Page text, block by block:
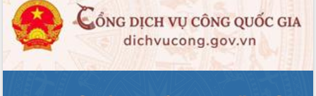
định EUDR
Thứ trưởng Bộ Nông nghiệp và Môi
trường Nguyễn Hoàng Hiệp khảo sát
vùng trồng và doanh nghiệp đóng gói
sầu riêng tại Đắk Lắk